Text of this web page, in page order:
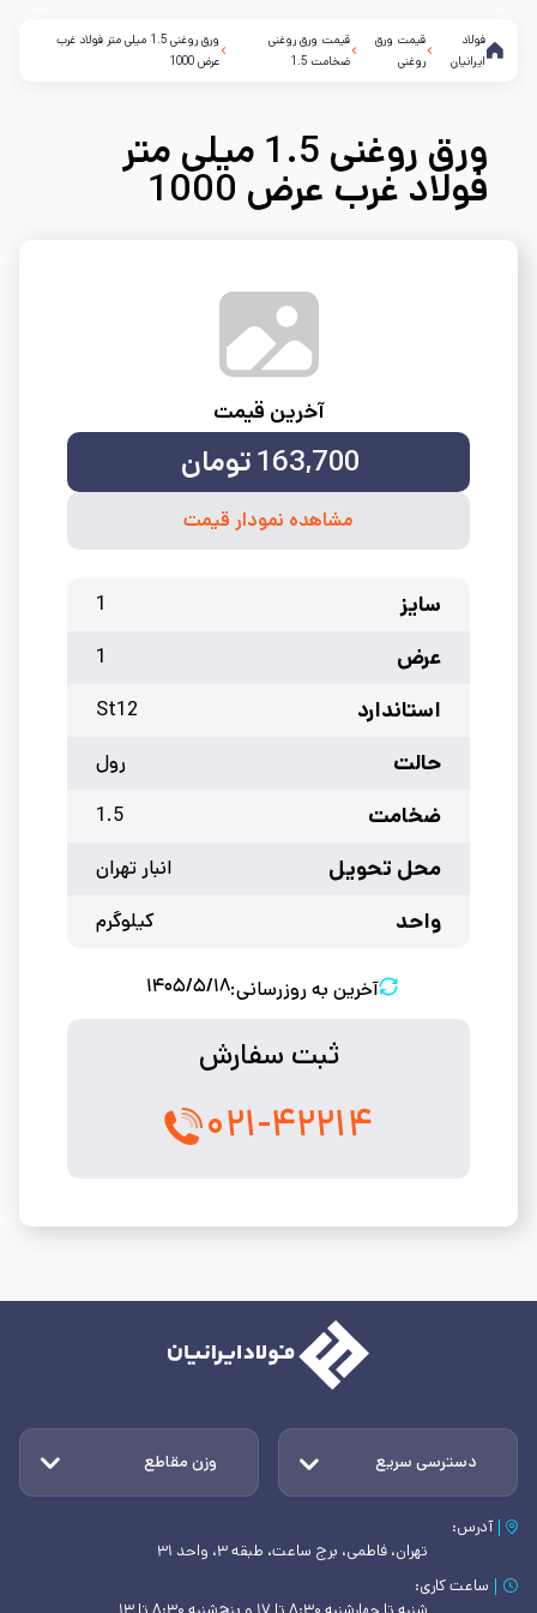
فولاد
ایرانیان
قیمت ورق
روغنی
قیمت ورق روغنی
ضخامت 1.5
ورق روغنی 1.5 میلی متر فولاد غرب
عرض 1000
ورق روغنی 1.5 میلی متر
فولاد غرب عرض 1000
آخرین قیمت
163,700تومان
مشاهده نمودار قیمت
سایز 1
عرض 1
استاندارد St12
حالت رول
ضخامت 1.5
محل تحویل انبار تهران
واحد کیلوگرم
آخرین به روزرسانی:۱۴۰۵/۵/۱۸
ثبت سفارش
۰۲۱-۴۲۲۱۴
دسترسی سریع وزن مقاطع
آدرس:
تهران، فاطمی، برج ساعت، طبقه ۳، واحد ۳۱
ساعت کاری: